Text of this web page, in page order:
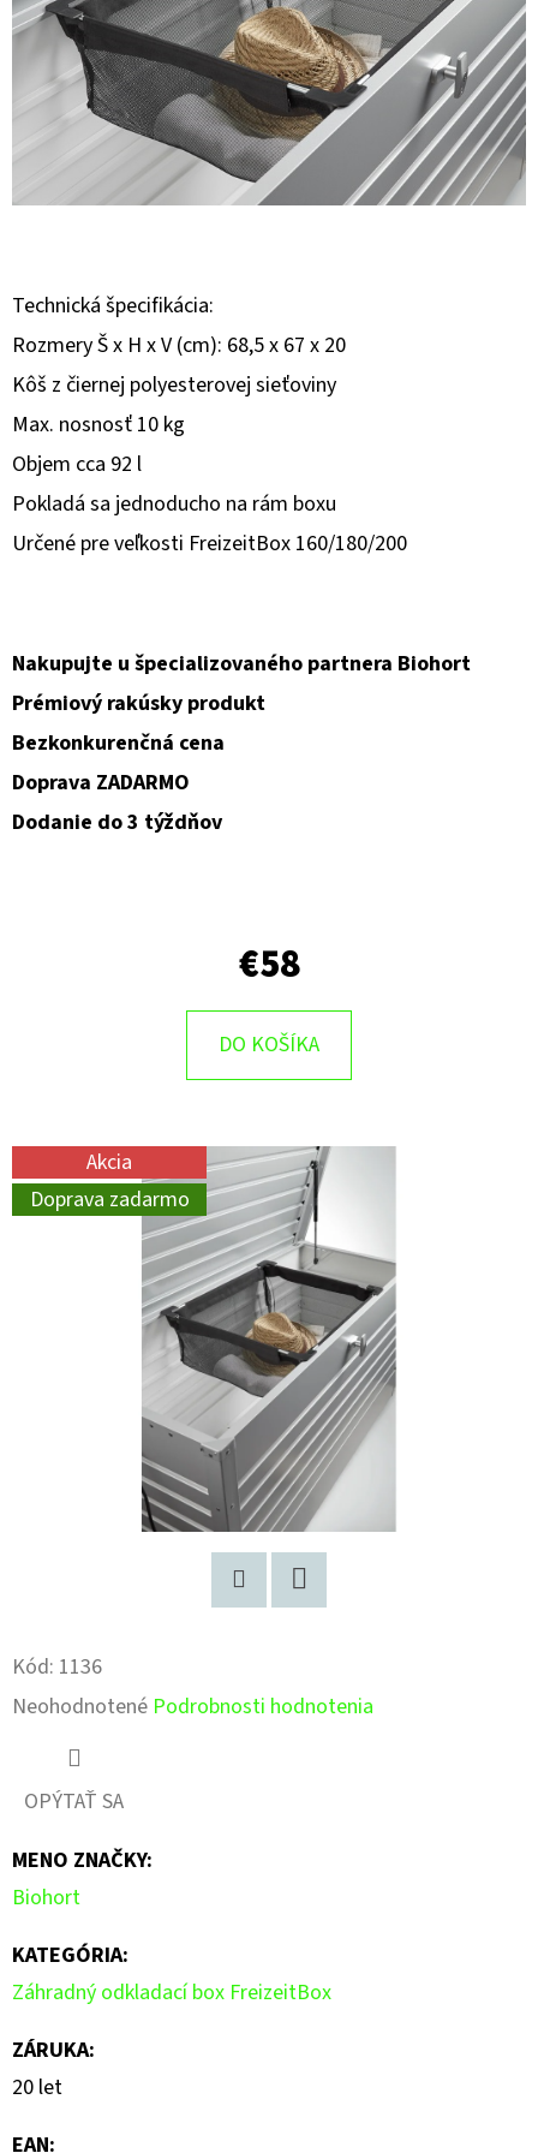
Technická špecifikácia:
Rozmery Š x H x V (cm): 68,5 x 67 x 20
Kôš z čiernej polyesterovej sieťoviny
Max. nosnosť 10 kg
Objem cca 92 l
Pokladá sa jednoducho na rám boxu
Určené pre veľkosti FreizeitBox 160/180/200
Nakupujte u špecializovaného partnera Biohort
Prémiový rakúsky produkt
Bezkonkurenčná cena
Doprava ZADARMO
Dodanie do 3 týždňov
€58
DO KOŠÍKA
Akcia
Doprava zadarmo
Kód: 1136
Priemerné
hodnotenie
produktu
0,0
z
5
hviezdičiek.
Neohodnotené Podrobnosti hodnotenia
OPÝTAŤ SA
MENO ZNAČKY:
Biohort
KATEGÓRIA:
Záhradný odkladací box FreizeitBox
ZÁRUKA:
20 let
EAN:
T
E
N
Á
J
Ť
?
P
O
R
Ú
Č
A